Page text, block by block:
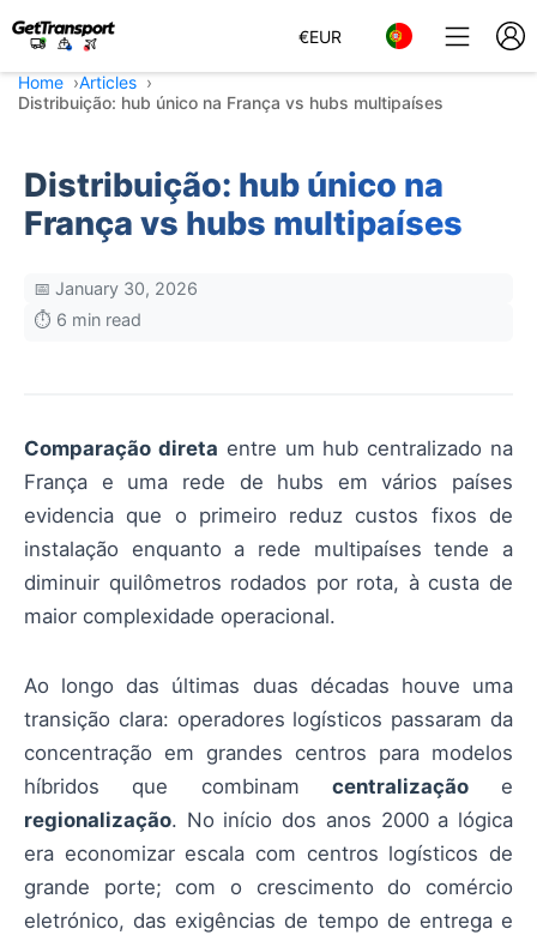
€EUR
Home
Articles
Distribuição: hub único na França vs hubs multipaíses
Distribuição: hub único na
França vs hubs multipaíses
📅 January 30, 2026
⏱️ 6 min read
Comparação direta entre um hub centralizado na
França e uma rede de hubs em vários países
evidencia que o primeiro reduz custos fixos de
instalação enquanto a rede multipaíses tende a
diminuir quilômetros rodados por rota, à custa de
maior complexidade operacional.
Ao longo das últimas duas décadas houve uma
transição clara: operadores logísticos passaram da
concentração em grandes centros para modelos
híbridos que combinam centralizaçãoe
regionalização. No início dos anos 2000 a lógica
era economizar escala com centros logísticos de
grande porte; com o crescimento do comércio
eletrónico, das exigências de tempo de entrega e